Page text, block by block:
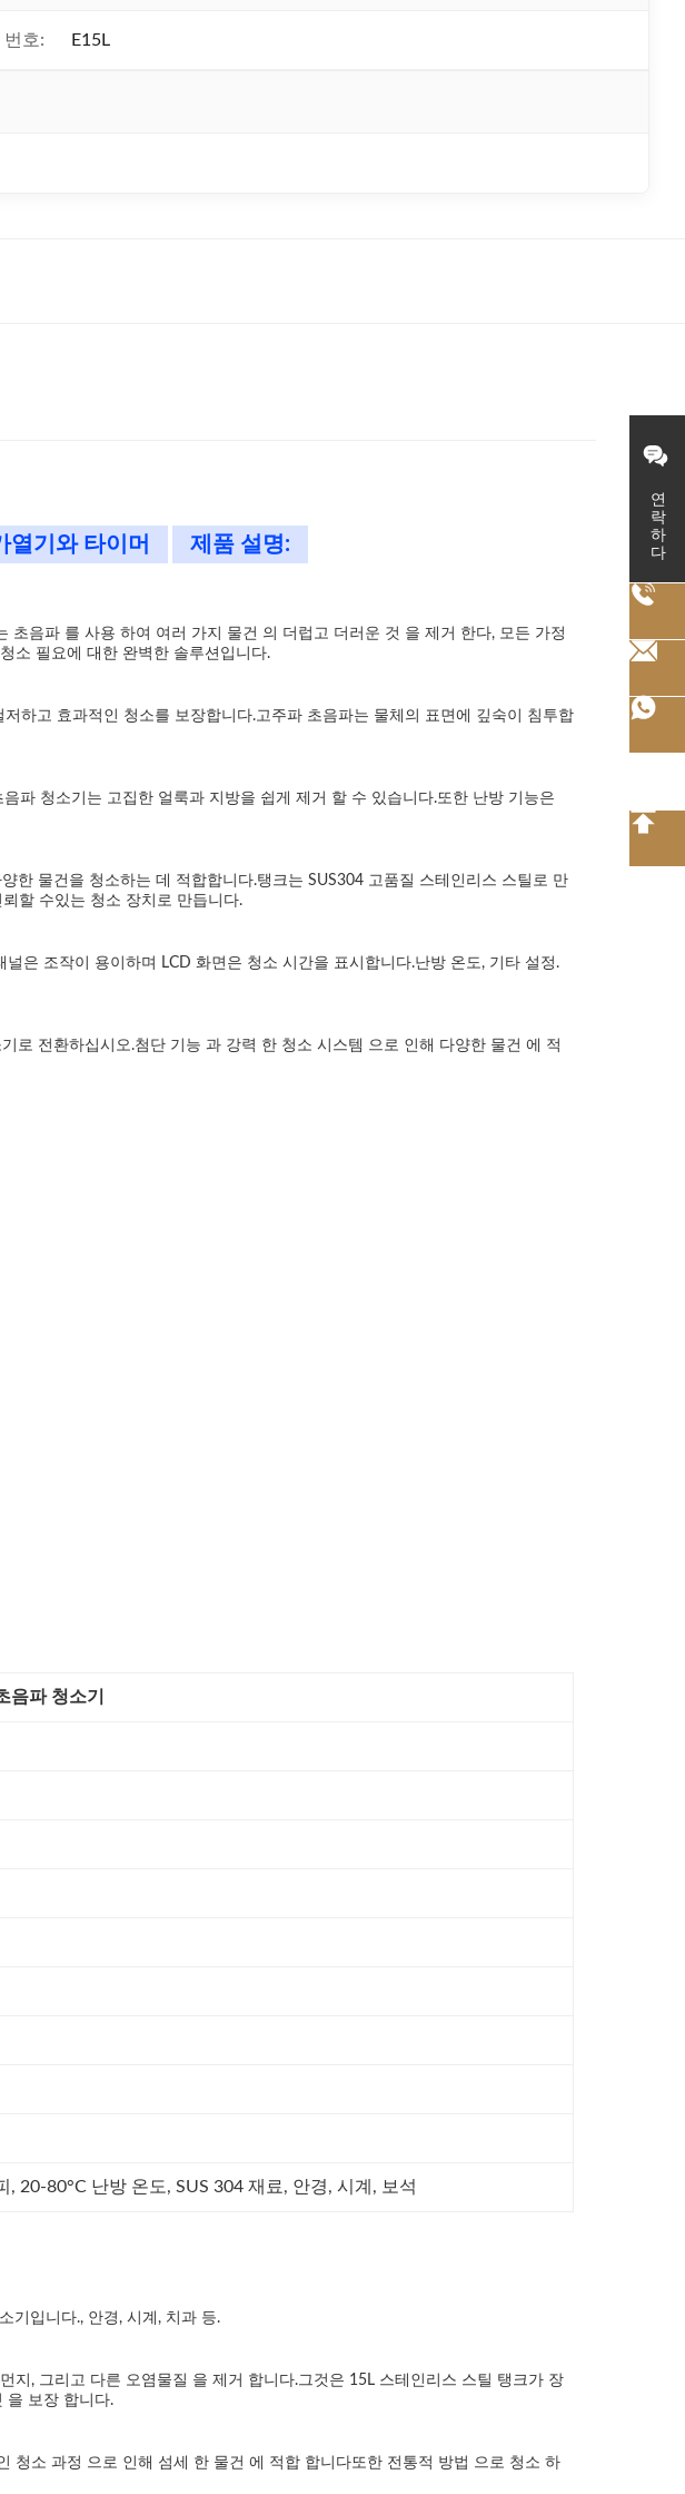
연락하다
번호: E15L
열기와 타이머 제품 설명:
음파 를 사용 하여 여러 가지 물건 의 더럽고 더러운 것 을 제거 한다, 모든 가정
소 필요에 대한 완벽한 솔루션입니다.
하고 효과적인 청소를 보장합니다.고주파 초음파는 물체의 표면에 깊숙이 침투합
파 청소기는 고집한 얼룩과 지방을 쉽게 제거 할 수 있습니다.또한 난방 기능은
물건을 청소하는 데 적합합니다.탱크는 SUS304 고품질 스테인리스 스틸로 만
할 수있는 청소 장치로 만듭니다.
은 조작이 용이하며 LCD 화면은 청소 시간을 표시합니다.난방 온도, 기타 설정.
로 전환하십시오.첨단 기능 과 강력 한 청소 시스템 으로 인해 다양한 물건 에 적
음파 청소기
20-80°C 난방 온도, SUS 304 재료, 안경, 시계, 보석
기입니다., 안경, 시계, 치과 등.
지, 그리고 다른 오염물질 을 제거 합니다.그것은 15L 스테인리스 스틸 탱크가 장
을 보장 합니다.
청소 과정 으로 인해 섬세 한 물건 에 적합 합니다또한 전통적 방법 으로 청소 하